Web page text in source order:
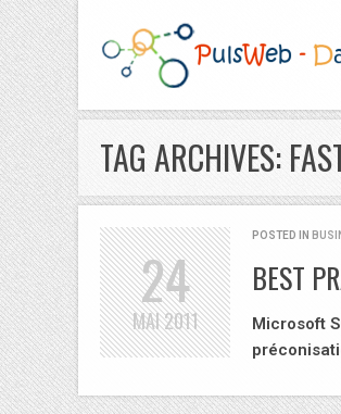
TAG ARCHIVES:
POSTED IN
BEST
Microsoft
24
MAI2011